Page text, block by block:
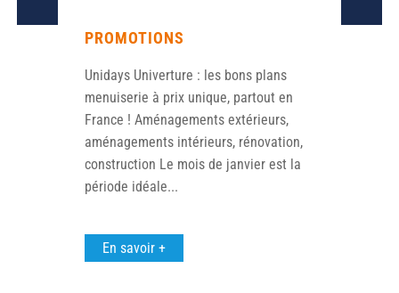
PROMOTIONS
Unidays Univerture : les bons plans
menuiserie à prix unique, partout en
France ! Aménagements extérieurs,
aménagements intérieurs, rénovation,
construction Le mois de janvier est la
période idéale...
En savoir +